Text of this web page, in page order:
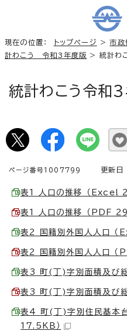
現在の位置： トップページ >市政
計わこう 令和3年度版 > 統計わ
統計わこう令
ページ番号1007799 更新日
表1 人口の推移 （Excel
表1 人口の推移 （PDF
表2 国籍別外国人人口 （
表2 国籍別外国人人口 （
表3 町(丁)字別面積及び
表3 町(丁)字別面積及び
表4 町(丁)字別住民基本
17.5KB）